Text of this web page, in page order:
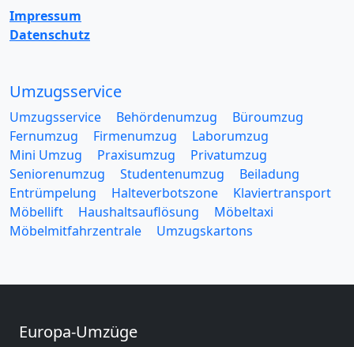
Impressum
Datenschutz
Umzugsservice
Umzugsservice Behördenumzug
Büroumzug
Fernumzug
Firmenumzug
Laborumzug
Mini Umzug
Praxisumzug
Privatumzug
Seniorenumzug
Studentenumzug
Beiladung
Entrümpelung
Halteverbotszone
Klaviertransport
Möbellift
Haushaltsauflösung
Möbeltaxi
Möbelmitfahrzentrale
Umzugskartons
Europa-Umzüge